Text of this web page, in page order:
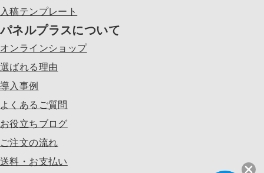
入稿テンプレート
パネルプラスについて
オンラインショップ
選ばれる理由
導入事例
よくあるご質問
お役立ちブログ
ご注文の流れ
送料・お支払い